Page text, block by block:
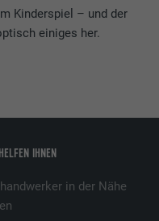
Kinderspiel – und der
einiges her.
IHNEN
in der Nähe
der